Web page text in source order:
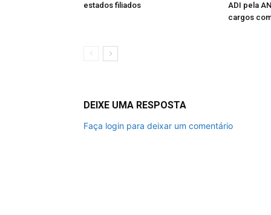
estados filiados
ADI pela
cargos
DEIXE UMA RESPOSTA
Faça login para deixar um comentário